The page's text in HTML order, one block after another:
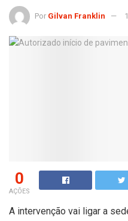
Por Gilvan Franklin
0
AÇÕES
A intervenção vai ligar a